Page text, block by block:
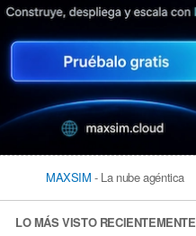
MAXSIM - La nube agéntica
LO MÁS VISTO RECIENTEMENTE